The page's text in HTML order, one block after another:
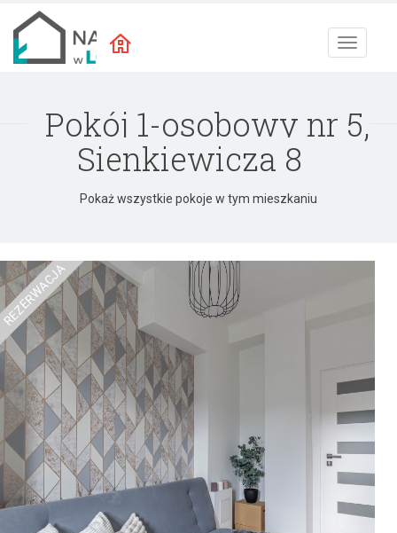
Toggle
Pokój 1-osobowy nr 5,
Sienkiewicza 8
Pokaż wszystkie pokoje w tym mieszkaniu
REZERWACJA